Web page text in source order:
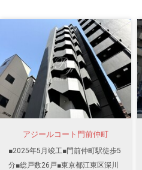
アジールコート門前仲町
■2025年5月竣工■門前仲町駅徒歩5
分■総戸数26戸■東京都江東区深川